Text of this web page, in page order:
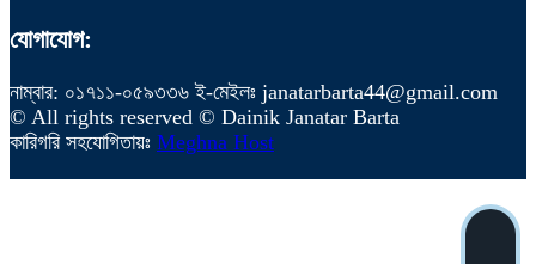
যোগাযোগ:
নাম্বার: ০১৭১১-০৫৯৩৩৬ ই-মেইলঃ janatarbarta44@gmail.com
© All rights reserved © Dainik Janatar Barta
কারিগরি সহযোগিতায়ঃ Meghna Host